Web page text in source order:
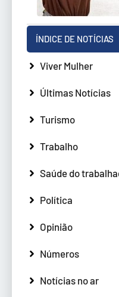
ÍNDICE DE NOTÍCIAS
Viver Mulher
Últimas Notícias
Turismo
Trabalho
Saúde do
Política
Opinião
Números
Notícias no ar